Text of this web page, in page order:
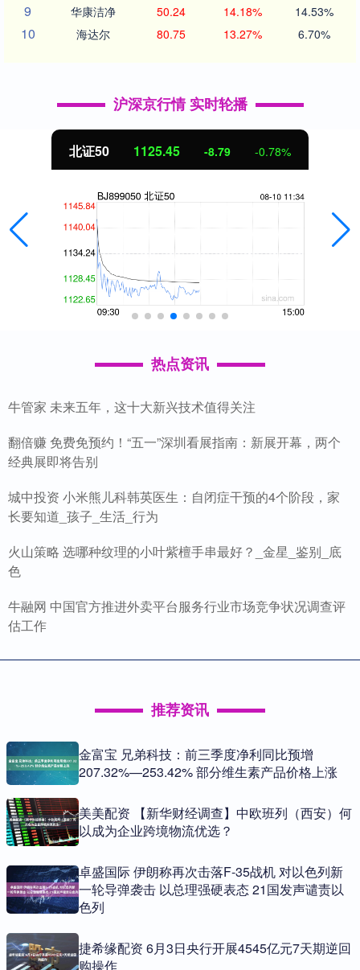
9 华康洁净 50.24 14.18% 14.53%
10 海达尔 80.75 13.27% 6.70%
沪深京行情 实时轮播
北证50 1125.45 -8.79 -0.78%
热点资讯
牛管家 未来五年，这十大新兴技术值得关注
翻倍赚 免费免预约！“五一”深圳看展指南：新展开幕，两个
经典展即将告别
城中投资 小米熊儿科韩英医生：自闭症干预的4个阶段，家
长要知道_孩子_生活_行为
火山策略 选哪种纹理的小叶紫檀手串最好？_金星_鉴别_底
色
牛融网 中国官方推进外卖平台服务行业市场竞争状况调查评
估工作
推荐资讯
金富宝 兄弟科技：前三季度净利同比预增
207.32%—253.42% 部分维生素产品价格上涨
美美配资 【新华财经调查】中欧班列（西安）何
以成为企业跨境物流优选？
卓盛国际 伊朗称再次击落F-35战机 对以色列新
一轮导弹袭击 以总理强硬表态 21国发声谴责以
色列
捷希缘配资 6月3日央行开展4545亿元7天期逆回
购操作